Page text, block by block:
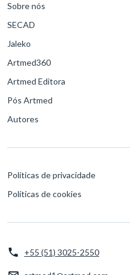
Sobre nós
SECAD
Jaleko
Artmed360
Artmed Editora
Pós Artmed
Autores
Políticas de privacidade
Políticas de cookies
+55 (51) 3025-2550